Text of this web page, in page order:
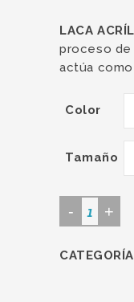
LACA
proceso de
actúa
Color
Tamaño
95
quantity